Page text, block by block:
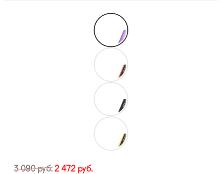
3 090руб. 2 472 руб.